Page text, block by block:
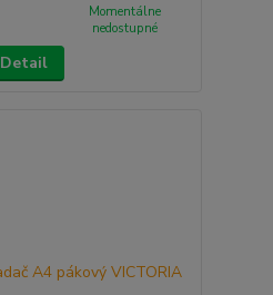
Momentálne
nedostupné
Detail